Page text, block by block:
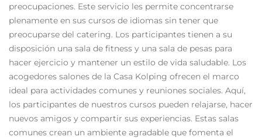
preocupaciones. Este servicio les permite concentrarse
plenamente en sus cursos de idiomas sin tener que
preocuparse del catering. Los participantes tienen a su
disposición una sala de fitness y una sala de pesas para
hacer ejercicio y mantener un estilo de vida saludable. Los
acogedores salones de la Casa Kolping ofrecen el marco
ideal para actividades comunes y reuniones sociales. Aquí,
los participantes de nuestros cursos pueden relajarse, hacer
nuevos amigos y compartir sus experiencias. Estas salas
comunes crean un ambiente agradable que fomenta el